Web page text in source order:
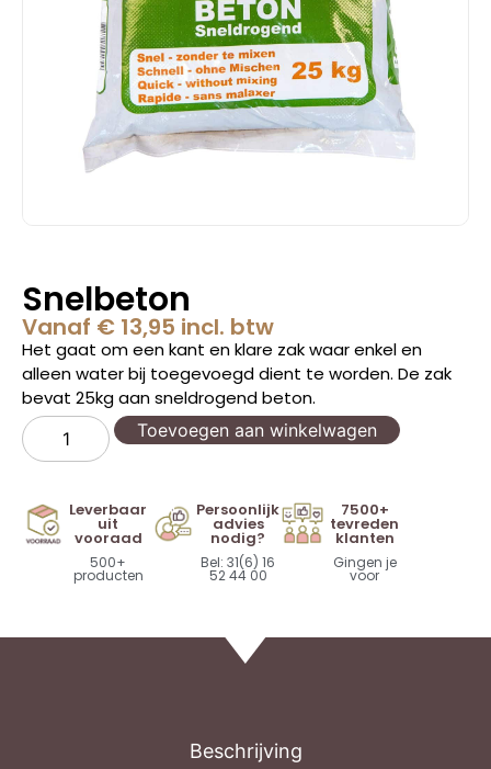
Snelbeton
Vanaf € 13,95 incl. btw
Het gaat om een kant en klare zak waar enkel en
alleen water bij toegevoegd dient te worden. De zak
bevat 25kg aan sneldrogend beton.
Toevoegen aan winkelwagen
Leverbaar
uit
vooraad
500+
producten
Persoonlijk
advies
nodig?
Bel: 31(6) 16
52 44 00
7500+
tevreden
klanten
Gingen je
voor
Beschrijving